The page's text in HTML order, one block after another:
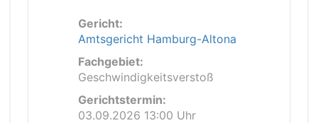
Gericht:
Amtsgericht Hamburg-Altona
Fachgebiet:
Geschwindigkeitsverstoß
Gerichtstermin:
03.09.2026 13:00 Uhr